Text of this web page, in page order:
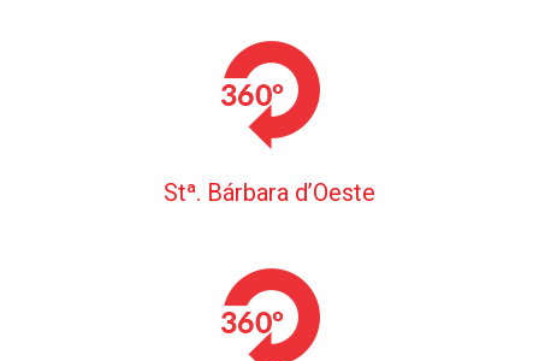
Stª. Bárbara d’Oeste